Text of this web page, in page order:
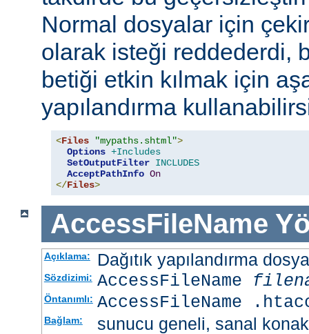
Normal dosyalar için
olarak isteği reddederdi,
betiği etkin kılmak için
yapılandırma
<Files "mypaths.shtml">
Options +Includes
SetOutputFilter INCLUDES
AcceptPathInfo On
</Files>
AccessFileName
Açıklama: Dağıtık yapılandırma
Sözdizimi: AccessFileName
Öntanımlı: AccessFileName
Bağlam: sunucu geneli, sanal konak